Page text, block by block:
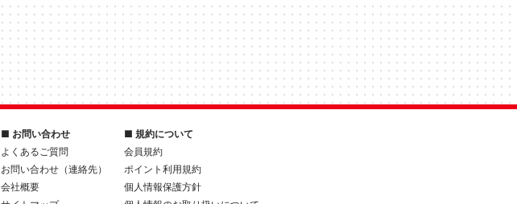
■ お問い合わせ
よくあるご質問
お問い合わせ（連絡先）
会社概要
■ 規約について
会員規約
ポイント利用規約
個人情報保護方針